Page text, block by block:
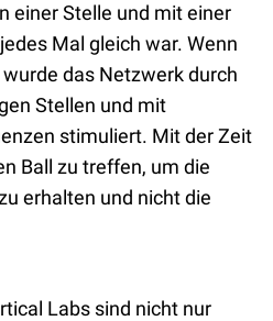
einer Stelle und mit einer
Mal gleich war. Wenn
das Netzwerk durch
Stellen und mit
stimuliert. Mit der Zeit
Ball zu treffen, um die
erhalten und nicht die
Labs sind nicht nur